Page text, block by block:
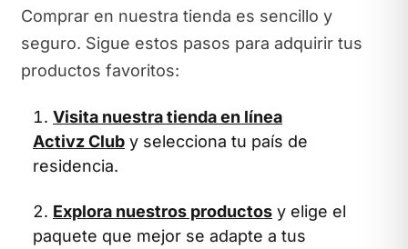
Comprar en nuestra tienda es sencillo y
seguro. Sigue estos pasos para adquirir tus
productos favoritos:
Visita nuestra tienda en línea
Activz Club y selecciona tu país de
residencia.
Explora nuestros productos y elige el
paquete que mejor se adapte a tus